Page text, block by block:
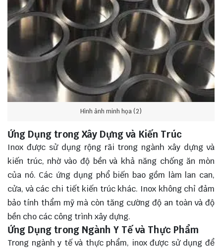
Hình ảnh minh họa (2)
Ứng Dụng trong Xây Dựng và Kiến Trúc
Inox được sử dụng rộng rãi trong ngành xây dựng và
kiến trúc, nhờ vào độ bền và khả năng chống ăn mòn
của nó. Các ứng dụng phổ biến bao gồm làm lan can,
cửa, và các chi tiết kiến trúc khác. Inox không chỉ đảm
bảo tính thẩm mỹ mà còn tăng cường độ an toàn và độ
bền cho các công trình xây dựng.
Ứng Dụng trong Ngành Y Tế và Thực Phẩm
Trong ngành y tế và thực phẩm, inox được sử dụng để